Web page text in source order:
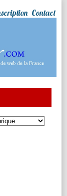
Contact